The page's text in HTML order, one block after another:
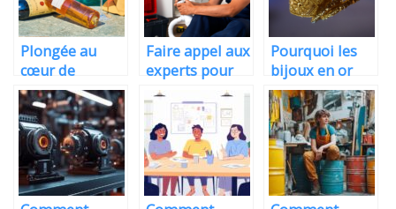
Plongée au
cœur de
l’excellence des
vins de Pauillac
Faire appel aux
experts pour
une recherche
de fuite a
marseille
Pourquoi les
bijoux en or
sont un choix
judicieux pour
les femmes